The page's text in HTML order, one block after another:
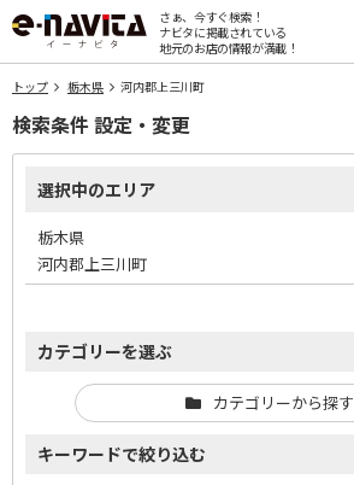
さぁ、今すぐ検索！
ナビタに掲載されている
地元のお店の情報が満載！
トップ 栃木県 河内郡上三川町
検索条件 設定・変更
選択中のエリア
栃木県
河内郡上三川町
カテゴリーを選ぶ
カテゴリーから探す
キーワードで絞り込む